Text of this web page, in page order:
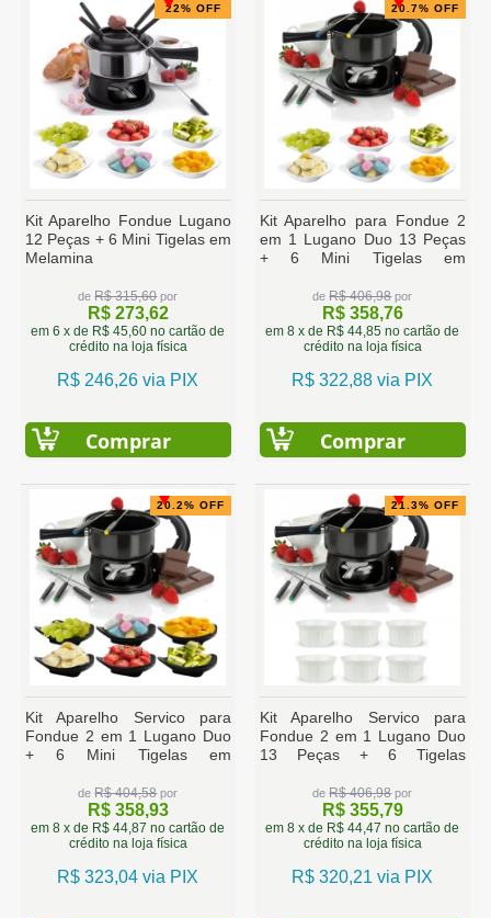
22% OFF
Kit Aparelho Fondue Lugano
12 Peças + 6 Mini Tigelas em
Melamina
deR$ 315,60por
R$ 273,62
em 6 x de R$ 45,60 no cartão de
crédito na loja física
R$ 246,26 via PIX
Comprar
20.7% OFF
Kit Aparelho para Fondue 2
em 1 Lugano Duo 13 Peças
+ 6 Mini Tigelas em
deR$ 406,98por
R$ 358,76
em 8 x de R$ 44,85 no cartão de
crédito na loja física
R$ 322,88 via PIX
Comprar
20.2% OFF
Kit Aparelho Servico para
Fondue 2 em 1 Lugano Duo
+ 6 Mini Tigelas em
deR$ 404,58por
R$ 358,93
em 8 x de R$ 44,87 no cartão de
crédito na loja física
R$ 323,04 via PIX
21.3% OFF
Kit Aparelho Servico para
Fondue 2 em 1 Lugano Duo
13 Peças + 6 Tigelas
deR$ 406,98por
R$ 355,79
em 8 x de R$ 44,47 no cartão de
crédito na loja física
R$ 320,21 via PIX